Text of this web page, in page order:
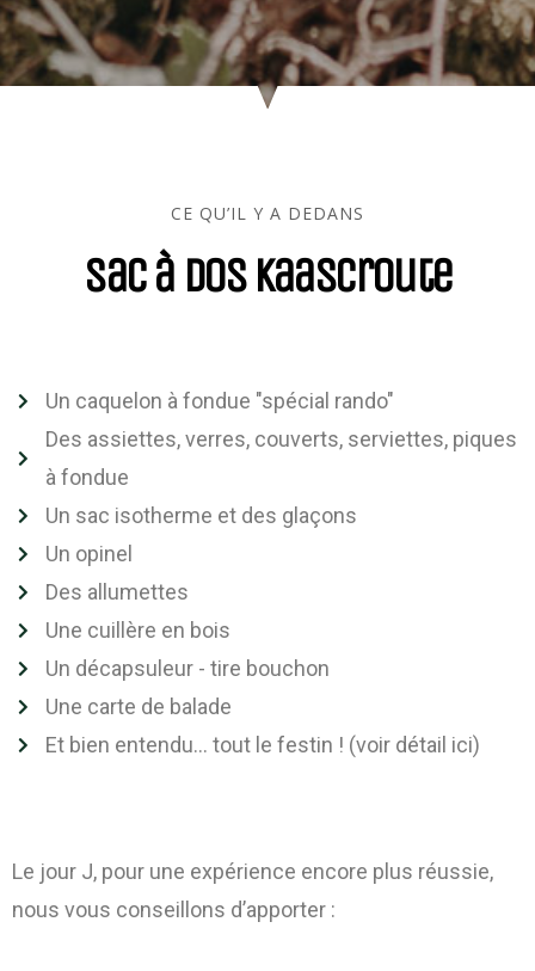
CE QU’IL Y A DEDANS
Sac à dos Kaascroute
Un caquelon à fondue "spécial rando"
Des assiettes, verres, couverts, serviettes, piques
à fondue
Un sac isotherme et des glaçons
Un opinel
Des allumettes
Une cuillère en bois
Un décapsuleur - tire bouchon
Une carte de balade
Et bien entendu… tout le festin ! (voir détail ici)
Le jour J, pour une expérience encore plus réussie,
nous vous conseillons d’apporter :